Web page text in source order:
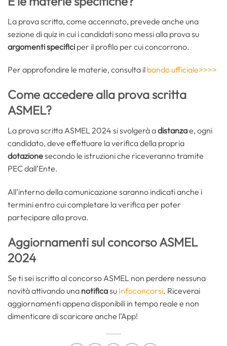
La prova scritta, come accennato, prevede anche una
sezione di quiz in cui i candidati sono messi alla prova su
argomenti specifici per il profilo per cui concorrono.
Per approfondire le materie, consulta il bando ufficiale>>>>
Come accedere alla prova scritta
ASMEL?
La prova scritta ASMEL 2024 si svolgerà adistanzae, ogni
candidato, deve effettuare la verifica della propria
dotazionesecondo le istruzioni che riceveranno tramite
PEC dall’Ente.
All’interno della comunicazione saranno indicati anche i
termini entro cui completare la verifica per poter
partecipare alla prova.
Aggiornamenti sul concorso ASMEL
2024
Se ti sei iscritto al concorso ASMEL non perdere nessuna
novità attivando una notificasu Infoconcorsi. Riceverai
aggiornamenti appena disponibili in tempo reale e non
dimenticare di scaricare anche l’App!